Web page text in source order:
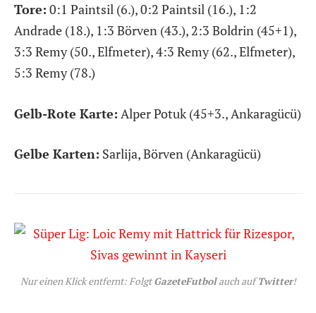
Tore: 0:1 Paintsil (6.), 0:2 Paintsil (16.), 1:2
Andrade (18.), 1:3 Börven (43.), 2:3 Boldrin (45+1),
3:3 Remy (50., Elfmeter), 4:3 Remy (62., Elfmeter),
5:3 Remy (78.)
Gelb-Rote Karte: Alper Potuk (45+3., Ankaragücü)
Gelbe Karten: Sarlija, Börven (Ankaragücü)
Nur einen Klick entfernt: FolgtGazeteFutbolauch aufTwitter!